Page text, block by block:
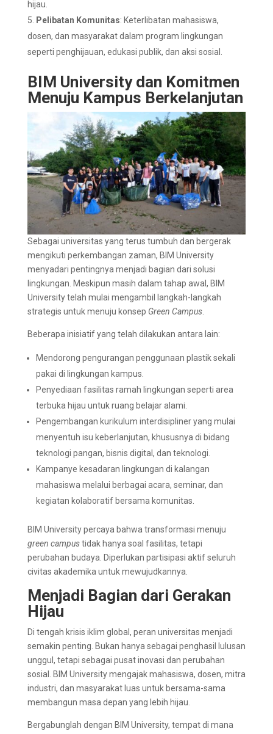
hijau.
Pelibatan Komunitas: Keterlibatan mahasiswa,
dosen, dan masyarakat dalam program lingkungan
seperti penghijauan, edukasi publik, dan aksi sosial.
BIM University dan Komitmen
Menuju Kampus Berkelanjutan
Sebagai universitas yang terus tumbuh dan bergerak
mengikuti perkembangan zaman, BIM University
menyadari pentingnya menjadi bagian dari solusi
lingkungan. Meskipun masih dalam tahap awal, BIM
University telah mulai mengambil langkah-langkah
strategis untuk menuju konsep Green Campus.
Beberapa inisiatif yang telah dilakukan antara lain:
Mendorong pengurangan penggunaan plastik sekali
pakai di lingkungan kampus.
Penyediaan fasilitas ramah lingkungan seperti area
terbuka hijau untuk ruang belajar alami.
Pengembangan kurikulum interdisipliner yang mulai
menyentuh isu keberlanjutan, khususnya di bidang
teknologi pangan, bisnis digital, dan teknologi.
Kampanye kesadaran lingkungan di kalangan
mahasiswa melalui berbagai acara, seminar, dan
kegiatan kolaboratif bersama komunitas.
BIM University percaya bahwa transformasi menuju
green campustidak hanya soal fasilitas, tetapi
perubahan budaya. Diperlukan partisipasi aktif seluruh
civitas akademika untuk mewujudkannya.
Menjadi Bagian dari Gerakan
Hijau
Di tengah krisis iklim global, peran universitas menjadi
semakin penting. Bukan hanya sebagai penghasil lulusan
unggul, tetapi sebagai pusat inovasi dan perubahan
sosial. BIM University mengajak mahasiswa, dosen, mitra
industri, dan masyarakat luas untuk bersama-sama
membangun masa depan yang lebih hijau.
Bergabunglah dengan BIM University, tempat di mana